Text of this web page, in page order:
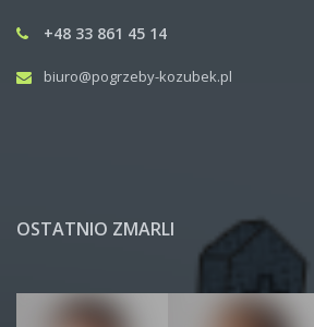
+48 33 861 45 14
biuro@pogrzeby-kozubek.pl
OSTATNIO ZMARLI